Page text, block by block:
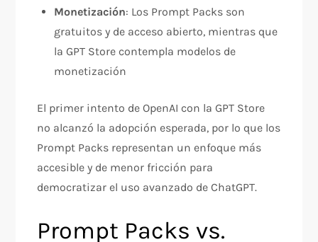
Monetización: Los Prompt Packs son
gratuitos y de acceso abierto, mientras que
la GPT Store contempla modelos de
monetización​
El primer intento de OpenAI con la GPT Store
no alcanzó la adopción esperada, por lo que los
Prompt Packs representan un enfoque más
accesible y de menor fricción para
democratizar el uso avanzado de ChatGPT.​
Prompt Packs vs.